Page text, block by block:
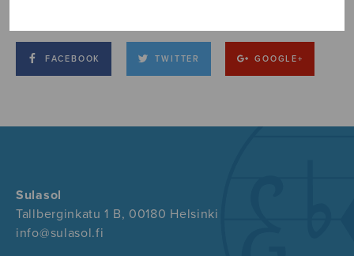
FACEBOOK TWITTER GOOGLE+
Sulasol
Tallberginkatu 1 B, 00180 Helsinki
info@sulasol.fi